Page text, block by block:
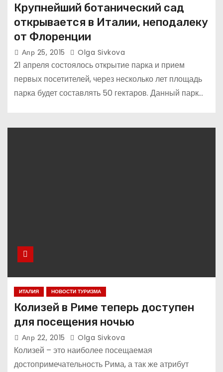
Крупнейший ботанический сад
открывается в Италии, неподалеку
от Флоренции
Апр 25, 2015 Olga Sivkova
21 апреля состоялось открытие парка и прием
первых посетителей, через несколько лет площадь
парка будет составлять 50 гектаров. Данный парк…
ИТАЛИЯ НОВОСТИ ТУРИЗМА
Колизей в Риме теперь доступен
для посещения ночью
Апр 22, 2015 Olga Sivkova
Колизей – это наиболее посещаемая
достопримечательность Рима, а так же атрибут